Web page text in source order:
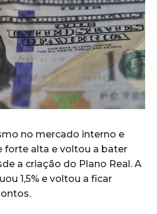
no mercado interno e
forte alta e voltou a bater
a criação do Plano Real. A
1,5% e voltou a ficar